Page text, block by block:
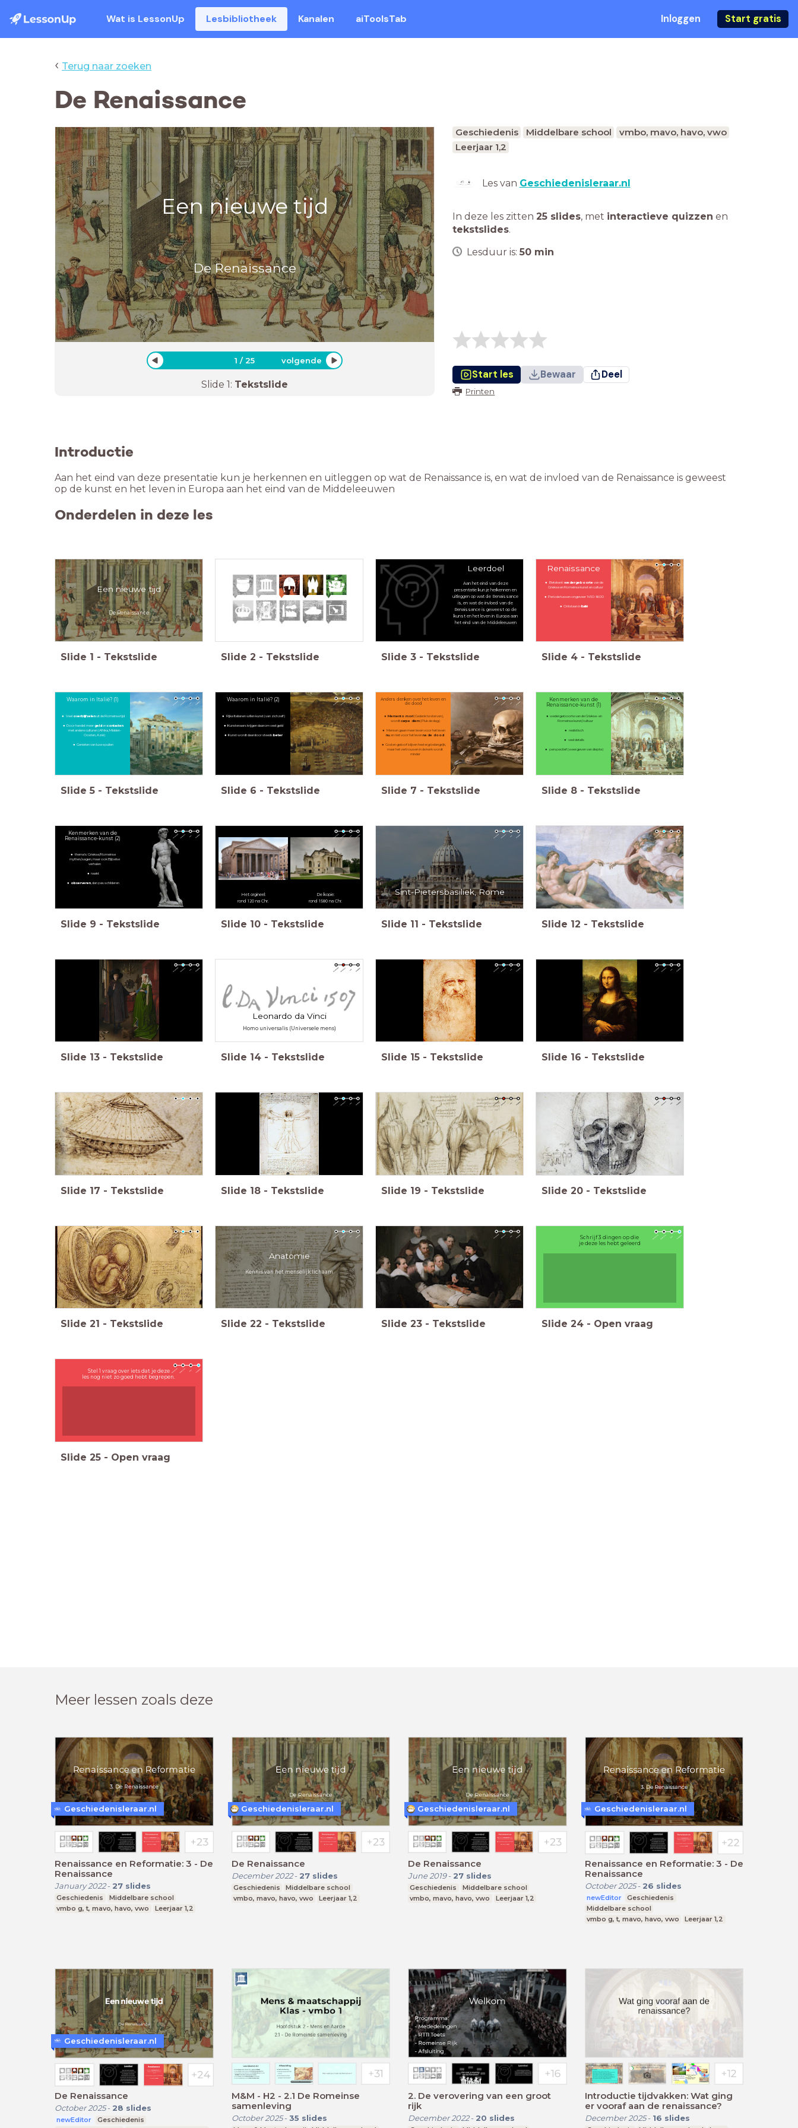
Wat is LessonUp Lesbibliotheek Kanalen aiToolsTab Inloggen Start gratis
‹ Terug naar zoeken
De Renaissance
Een nieuwe tijd
De Renaissance
1 /25 volgende
Slide 1: Tekstslide
Geschiedenis Middelbare school
vmbo, mavo, havo, vwo
Leerjaar 1,2
Les van Geschiedenisleraar.nl
In deze les zitten 25 slides, met interactieve quizzen en
tekstslides.
Lesduur is: 50 min
Start les Bewaar Deel
Printen
Introductie
Aan het eind van deze presentatie kun je herkennen en uitleggen op wat de Renaissance is, en wat de invloed van de Renaissance is geweest
op de kunst en het leven in Europa aan het eind van de Middeleeuwen
Onderdelen in deze les
Een nieuwe tijd
De Renaissance
Slide 1 - Tekstslide Slide 2 - Tekstslide
Leerdoel
Aan het eind van deze
presentatie kun je herkennen en
uitleggen op wat de Renaissance
is, en wat de invloed van de
Renaissance is geweest op de
kunst en het leven in Europa aan
het eind van de Middeleeuwen
Slide 3 - Tekstslide
Renaissance
Betekent:wedergeboorte van de
Griekse en Romeinse kunst en cultuur
Periode tussen ongeveer 1450-1600
Ontstaan in Italië
Slide 4 - Tekstslide
Waarom in Italië? (1)
Veel overblijfselenuit de Romeinse tijd
Door handel: meergeldencontacten
met andere culturen (Afrika, Midden-
Oosten, Azië)
Genieten van luxe spullen
Slide 5 - Tekstslide
Waarom in Italië? (2)
Rijke Italianen willen kunst (van zichzelf)
Kunstenaars krijgen daarom veel geld
Kunst wordt daardoor steedsbeter
Slide 6 - Tekstslide
Anders denken over het leven en
de dood
Memento mori(Gedenk te sterven),
wordtcarpe diem(Pluk de dag)
Mensen gaan meer leven voor het leven
nu , en niet voor het levenna de dood
God en geloof blijven heel erg belangrijk,
maar het vertrouwen in de kerk wordt
minder
Slide 7 - Tekstslide
Kenmerken van de
Renaissance-kunst (1)
wedergeboorte van de Griekse- en
Romeinse kunst/cultuur
realistisch
veel details
perspectief (weergeven van diepte)
Slide 8 - Tekstslide
Kenmerken van de
Renaissance-kunst (2)
thema’s: Griekse/Romeinse
mythen/sagen, maar ook Bijbelse
verhalen
naakt
observeren , dan pas schilderen
Slide 9 - Tekstslide
Het orgineel:
rond 120 na Chr.
De kopie:
rond 1580 na Chr.
Slide 10 - Tekstslide
Sint-Pietersbasiliek, Rome
Slide 11 - Tekstslide Slide 12 - Tekstslide
Slide 13 - Tekstslide
Leonardo da Vinci
Homo universalis (Universele mens)
Slide 14 - Tekstslide Slide 15 - Tekstslide Slide 16 - Tekstslide
Slide 17 - Tekstslide Slide 18 - Tekstslide Slide 19 - Tekstslide Slide 20 - Tekstslide
Slide 21 - Tekstslide
Anatomie
Kennis van het menselijk lichaam
Slide 22 - Tekstslide Slide 23 - Tekstslide
Schrijf 3 dingen op die
je deze les hebt geleerd
Slide 24 - Open vraag
Stel 1 vraag over iets dat je deze
les nog niet zo goed hebt begrepen.
Slide 25 - Open vraag
Meer lessen zoals deze
Renaissance en Reformatie: 3 - De
Renaissance
January 2022- 27 slides
Geschiedenis
Middelbare school
vmbo g, t, mavo, havo, vwo
Leerjaar 1,2
Geschiedenisleraar.nl
De Renaissance
December 2022- 27 slides
Geschiedenis
Middelbare school
vmbo, mavo, havo, vwo
Leerjaar 1,2
Geschiedenisleraar.nl
De Renaissance
June 2019- 27 slides
Geschiedenis
Middelbare school
vmbo, mavo, havo, vwo
Leerjaar 1,2
Geschiedenisleraar.nl
Renaissance en Reformatie: 3 - De
Renaissance
October 2025- 26 slides
newEditor
Geschiedenis
Middelbare school
vmbo g, t, mavo, havo, vwo
Leerjaar 1,2
Geschiedenisleraar.nl
De Renaissance
October 2025- 28 slides
newEditor
Geschiedenis
Geschiedenisleraar.nl
M&M - H2 - 2.1 De Romeinse
samenleving
October 2025- 35 slides
2. De verovering van een groot
rijk
December 2022- 20 slides
Introductie tijdvakken: Wat ging
er vooraf aan de renaissance?
December 2025- 16 slides